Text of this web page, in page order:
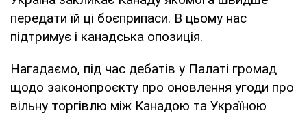
передати їй ці боєприпаси. В цьому нас
підтримує і канадська опозиція.
Нагадаємо, під час дебатів у Палаті громад
щодо законопроєкту про оновлення угоди про
вільну торгівлю між Канадою та Україною